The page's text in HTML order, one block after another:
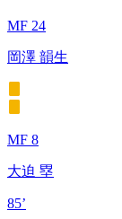
MF 24
岡澤 韻生
MF 8
大迫 塁
85’